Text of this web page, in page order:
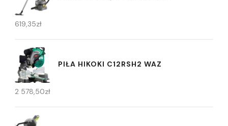
619,35zł
PIŁA HIKOKI C12RSH2 WAZ
2 578,50zł